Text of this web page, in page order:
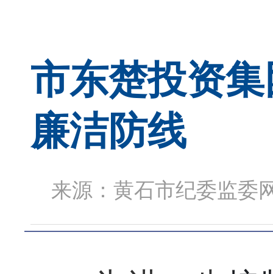
市东楚投资
廉洁防线
来源：黄石市纪委监委